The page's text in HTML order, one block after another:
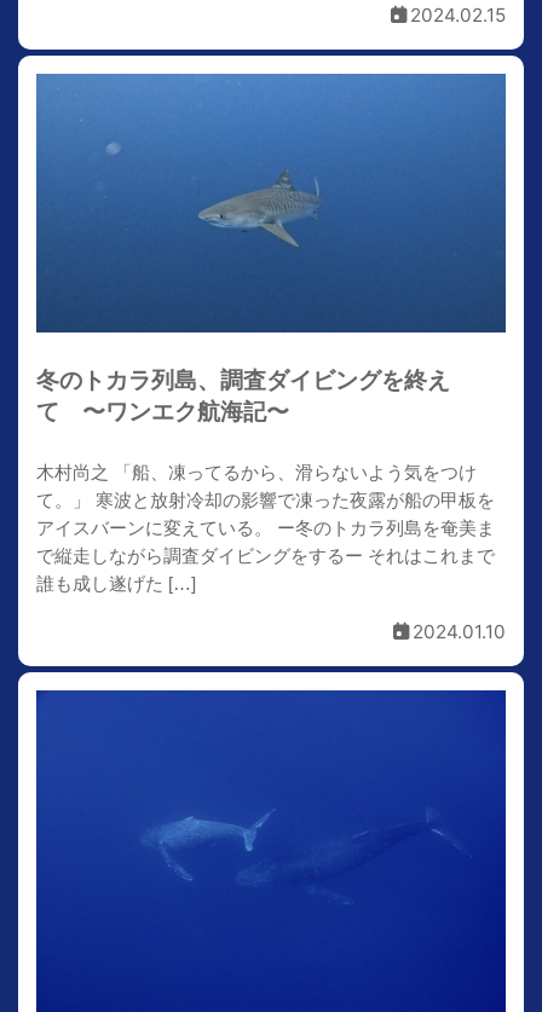
2024.02.15
冬のトカラ列島、調査ダイビングを終え
て 〜ワンエク航海記〜
木村尚之 「船、凍ってるから、滑らないよう気をつけ
て。」 寒波と放射冷却の影響で凍った夜露が船の甲板を
アイスバーンに変えている。 ー冬のトカラ列島を奄美ま
で縦走しながら調査ダイビングをするー それはこれまで
誰も成し遂げた […]
2024.01.10